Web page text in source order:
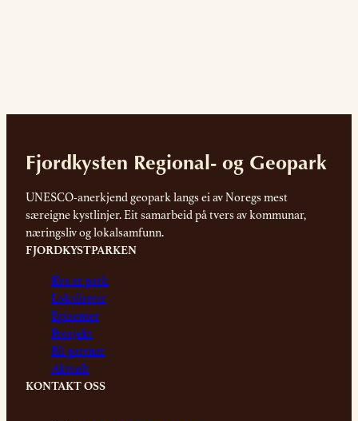
Fjordkysten Regional- og Geopark
UNESCO-anerkjend geopark langs ei av Noregs mest
særeigne kystlinjer. Eit samarbeid på tvers av kommunar,
næringsliv og lokalsamfunn.
FJORDKYSTPARKEN
Kva er park
Lokalitetar
Episenter
Prosjekt
Bli partnar
Aktuelt
KONTAKT OSS